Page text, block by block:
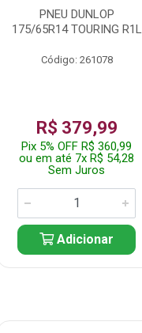
PNEU DUNLOP
175/65R14 TOURING R1L
Código: 261078
R$ 379,99
Pix 5% OFF R$ 360,99
ou em até 7x R$ 54,28
Sem Juros
Adicionar